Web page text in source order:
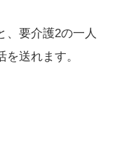
、要介護2の一人
送れます。